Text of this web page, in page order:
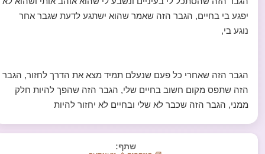
יפגע בי בחיים, הגבר הזה שאמר שהוא ישתגע לדעת שגבר אחר
נוגע בי,
הגבר הזה שאחרי כל פעם שנעלם תמיד מצא את הדרך לחזור, הגבר
הזה שתפס מקום חשוב בחיים שלי, הגבר הזה שהפך להיות חלק
ממני, הגבר הזה שכבר לא שלי ובחיים לא יחזור להיות
שתף: